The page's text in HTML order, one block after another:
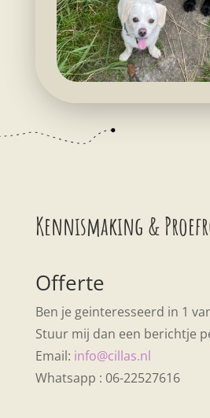
Kennismaking &
Offerte
Ben je geinteresseerd in 1
Stuur mij dan een berichtje
Email: info@cillas.nl
Whatsapp : 06-22527616